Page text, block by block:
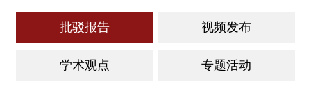
批驳报告 视频发布
学术观点 专题活动